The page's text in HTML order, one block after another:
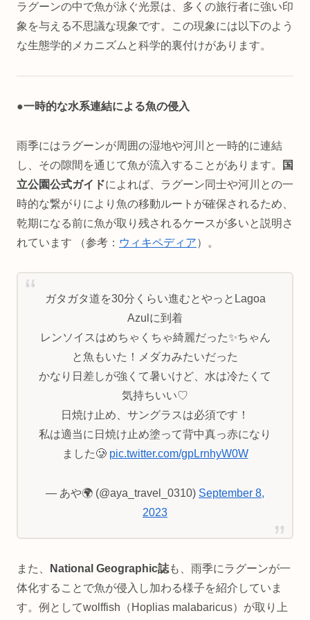
ラグーンの中で魚が泳ぐ光景は、多くの旅行者に強い印
象を与える不思議な現象です。この現象には以下のよう
な生態学的メカニズムと科学的裏付けがあります。
●一時的な水系連結による魚の侵入
雨季にはラグーンが周囲の湿地や河川と一時的に連結
し、その隙間を通じて魚が流入することがあります。
国
立公園公式ガイドによれば、ラグーン同士や河川との一
時的な繋がりにより魚の移動ルートが確保されるため、
乾期になる前に魚が取り残されるケースが多いと説明さ
れています （参考： ウィキペディア）。
ガタガタ道を30分くらい進むとやっとLagoa
Azulに到着
レンソイスはめちゃくちゃ綺麗だった✨ちゃん
と魚もいた！メダカみたいだった
かなり日差しが強くて暑いけど、水は冷たくて
気持ちいい♡
日焼け止め、サングラスは必須です！
私は適当に日焼け止め塗って背中真っ赤になり
ました🥲 pic.twitter.com/gpLrnhyW0W
— あや🌍 (@aya_travel_0310) September 8,
2023
また、 National Geographic誌も、雨季にラグーンが一
体化することで魚が侵入し加わる様子を紹介していま
す。例としてwolffish（Hoplias malabaricus）が取り上